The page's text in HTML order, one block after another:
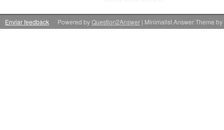
Enviar feedback | Minimalist Answer Theme by
Powered byQuestion2Answer